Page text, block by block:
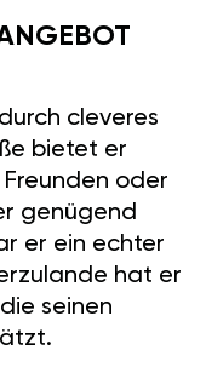
cleveres
bietet er
oder
genügend
er ein echter
hat er
seinen